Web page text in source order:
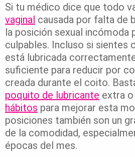
Si tu médico dice que todo
vaginal causada por falta de
la posición sexual incómoda
culpables. Incluso si sientes
está lubricada
suficiente para reducir por
creada durante el coito.
poquito de lubricante extra o
hábitos para mejorar esta
posiciones también son un
de la comodidad,
épocas del mes.